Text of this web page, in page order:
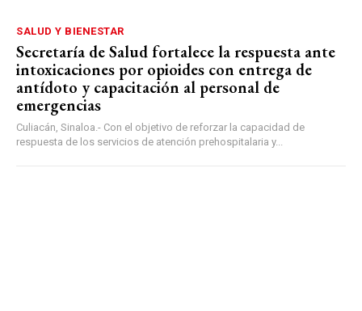
SALUD Y BIENESTAR
Secretaría de Salud fortalece la respuesta ante
intoxicaciones por opioides con entrega de
antídoto y capacitación al personal de
emergencias
Culiacán, Sinaloa.- Con el objetivo de reforzar la capacidad de
respuesta de los servicios de atención prehospitalaria y...